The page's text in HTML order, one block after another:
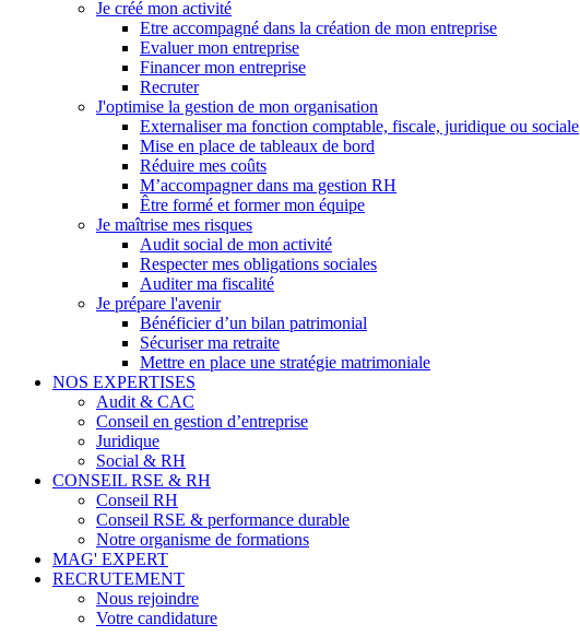
Je créé mon activité
Etre accompagné dans la création de mon entreprise
Evaluer mon entreprise
Financer mon entreprise
Recruter
J'optimise la gestion de mon organisation
Externaliser ma fonction comptable, fiscale, juridique ou sociale
Mise en place de tableaux de bord
Réduire mes coûts
M’accompagner dans ma gestion RH
Être formé et former mon équipe
Je maîtrise mes risques
Audit social de mon activité
Respecter mes obligations sociales
Auditer ma fiscalité
Je prépare l'avenir
Bénéficier d’un bilan patrimonial
Sécuriser ma retraite
Mettre en place une stratégie matrimoniale
NOS EXPERTISES
Audit & CAC
Conseil en gestion d’entreprise
Juridique
Social & RH
CONSEIL RSE & RH
Conseil RH
Conseil RSE & performance durable
Notre organisme de formations
MAG' EXPERT
RECRUTEMENT
Nous rejoindre
Votre candidature